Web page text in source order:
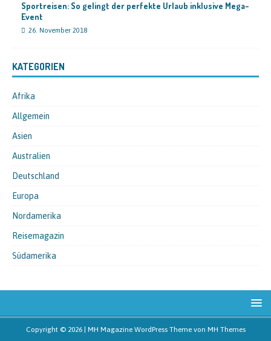
Sportreisen: So gelingt der perfekte Urlaub inklusive Mega-
Event
26. November 2018
KATEGORIEN
Afrika
Allgemein
Asien
Australien
Deutschland
Europa
Nordamerika
Reisemagazin
Südamerika
Copyright © 2026 | MH Magazine WordPress Theme von MH Themes